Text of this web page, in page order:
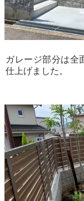
ガレージ部分は全
仕上げました。